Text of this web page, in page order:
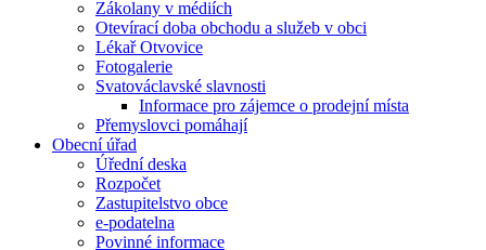
Zákolany v médiích
Otevírací doba obchodu a služeb v obci
Lékař Otvovice
Fotogalerie
Svatováclavské slavnosti
Informace pro zájemce o prodejní místa
Přemyslovci pomáhají
Obecní úřad
Úřední deska
Rozpočet
Zastupitelstvo obce
e-podatelna
Povinné informace